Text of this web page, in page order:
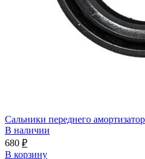
Сальники переднего
В наличии
680 ₽
В корзину